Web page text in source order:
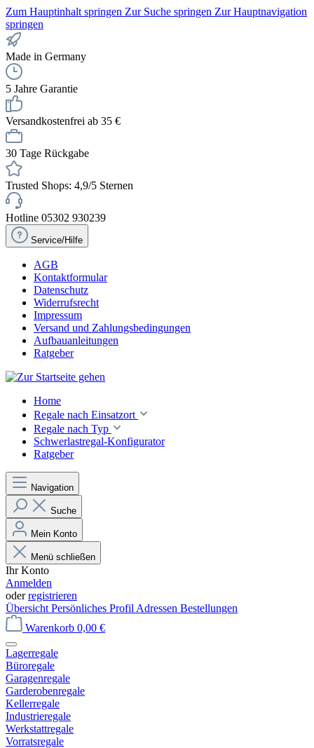
Zum Hauptinhalt springen Zur Suche springen Zur Hauptnavigation
springen
Made in Germany
5 Jahre Garantie
Versandkostenfrei ab 35 €
30 Tage Rückgabe
Trusted Shops: 4,9/5 Sternen
Hotline 05302 930239
Service/Hilfe
AGB
Kontaktformular
Datenschutz
Widerrufsrecht
Impressum
Versand und Zahlungsbedingungen
Aufbauanleitungen
Ratgeber
Home
Regale nach Einsatzort
Regale nach Typ
Schwerlastregal-Konfigurator
Ratgeber
Navigation
Suche
Mein Konto
Menü schließen
Ihr Konto
Anmelden
oderregistrieren
Übersicht Persönliches Profil Adressen Bestellungen
Warenkorb 0,00 €
Lagerregale
Büroregale
Garagenregale
Garderobenregale
Kellerregale
Industrieregale
Werkstattregale
Vorratsregale